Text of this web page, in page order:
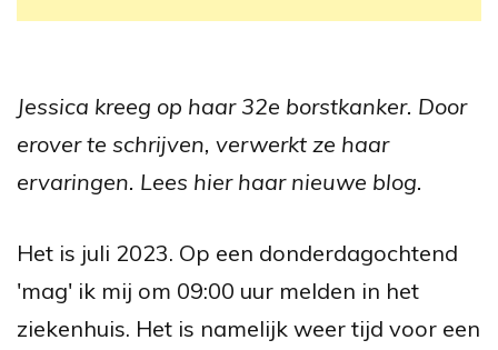
Jessica kreeg op haar 32e borstkanker. Door
erover te schrijven, verwerkt ze haar
ervaringen. Lees hier haar nieuwe blog.
Het is juli 2023. Op een donderdagochtend
'mag' ik mij om 09:00 uur melden in het
ziekenhuis. Het is namelijk weer tijd voor een